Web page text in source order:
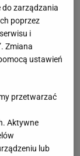
na YouTube
głównie
Coli o
Autor filmiku
że
do zarządzania
poprzez
i
Zmiana
ustawień
przetwarzać
Aktywne
lub